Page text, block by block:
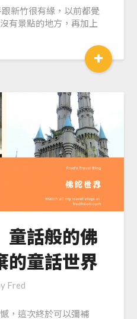
新竹很有緣，以前都覺
有景點的地方，再加上
+
童話般的佛
的童話世界
Fred
，這次終於可以彌補